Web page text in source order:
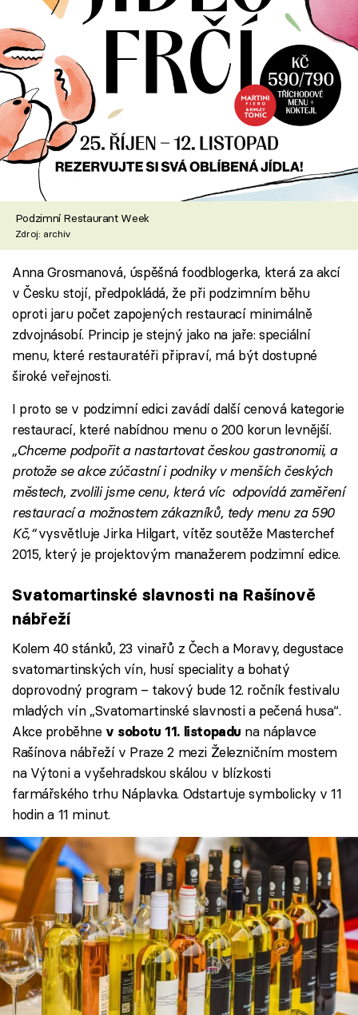
Podzimní Restaurant Week
Zdroj: archiv
Anna Grosmanová, úspěšná foodblogerka, která za akcí
v Česku stojí, předpokládá, že při podzimním běhu
oproti jaru počet zapojených restaurací minimálně
zdvojnásobí. Princip je stejný jako na jaře: speciální
menu, které restauratéři připraví, má být dostupné
široké veřejnosti.
I proto se v podzimní edici zavádí další cenová kategorie
restaurací, které nabídnou menu o 200 korun levnější.
„Chceme podpořit a nastartovat českou gastronomii, a
protože se akce zúčastní i podniky v menších českých
městech, zvolili jsme cenu, která víc odpovídá zaměření
restaurací a možnostem zákazníků, tedy menu za 590
Kč,“vysvětluje Jirka Hilgart, vítěz soutěže Masterchef
2015, který je projektovým manažerem podzimní edice.
Svatomartinské slavnosti na Rašínově
nábřeží
Kolem 40 stánků, 23 vinařů z Čech a Moravy, degustace
svatomartinských vín, husí speciality a bohatý
doprovodný program – takový bude 12. ročník festivalu
mladých vín „Svatomartinské slavnosti a pečená husa“.
Akce proběhne v sobotu 11. listopadu na náplavce
Rašínova nábřeží v Praze 2 mezi Železničním mostem
na Výtoni a vyšehradskou skálou v blízkosti
farmářského trhu Náplavka. Odstartuje symbolicky v 11
hodin a 11 minut.